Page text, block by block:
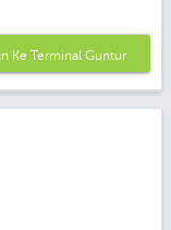
Ke Terminal Guntur